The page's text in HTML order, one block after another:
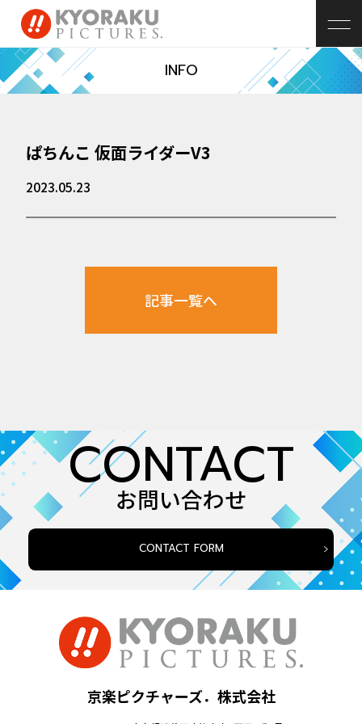
INFO
ぱちんこ 仮面ライダーV3
2023.05.23
記事一覧へ
CONTACT
お問い合わせ
CONTACT FORM
京楽ピクチャーズ．株式会社